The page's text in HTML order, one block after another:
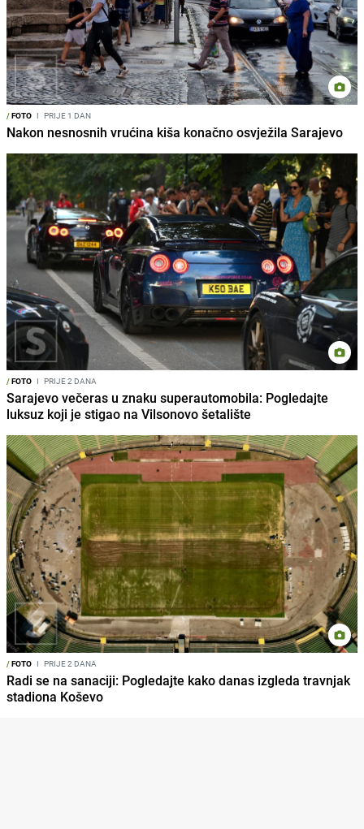
/FOTO I PRIJE 1 DAN
Nakon nesnosnih vrućina kiša konačno osvježila Sarajevo
/FOTO I PRIJE 2 DANA
Sarajevo večeras u znaku superautomobila: Pogledajte
luksuz koji je stigao na Vilsonovo šetalište
/FOTO I PRIJE 2 DANA
Radi se na sanaciji: Pogledajte kako danas izgleda travnjak
stadiona Koševo